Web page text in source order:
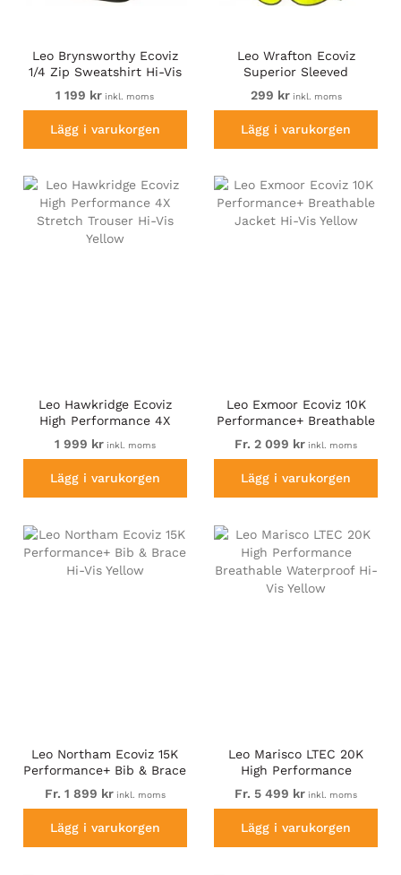
Leo Brynsworthy Ecoviz
1/4 Zip Sweatshirt Hi-Vis
Yellow
1 199 kr inkl. moms
Lägg i varukorgen
Leo Wrafton Ecoviz
Superior Sleeved
Waistcoat Hi-Vis Yellow
299 krinkl. moms
Lägg i varukorgen
Leo Hawkridge Ecoviz
High Performance 4X
Stretch Trouser Hi-Vis
Yellow
1 999 krinkl. moms
Lägg i varukorgen
Leo Exmoor Ecoviz 10K
Performance+ Breathable
Jacket Hi-Vis Yellow
Fr. 2 099 kr inkl. moms
Lägg i varukorgen
Leo Northam Ecoviz 15K
Performance+ Bib & Brace
Hi-Vis Yellow
Fr. 1 899 krinkl. moms
Lägg i varukorgen
Leo Marisco LTEC 20K
High Performance
Breathable Waterproof Hi-
Vis Yellow
Fr. 5 499 kr inkl. moms
Lägg i varukorgen